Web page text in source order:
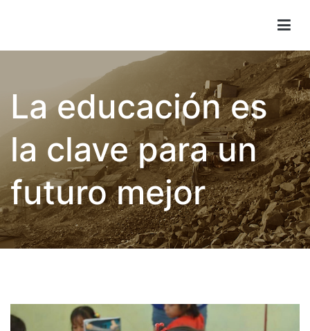
La educación es
la clave para un
futuro mejor